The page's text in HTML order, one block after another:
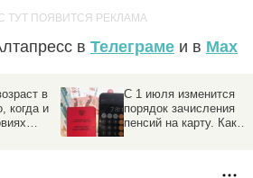
в Телеграме и в Max
в
когда и
С 1 июля изменится
порядок зачисления
пенсий на карту. Как